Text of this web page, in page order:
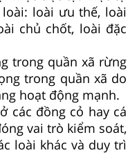
loài ưu thế, loài
chủ chốt, loài đặc
trong quần xã rừng
trong quần xã do
hoạt động mạnh.
các đồng cỏ hay cá
vai trò kiểm soát,
loài khác và duy trì